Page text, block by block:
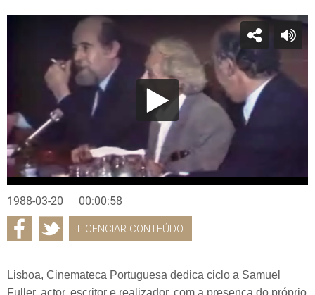
1988-03-20 00:00:58
LICENCIAR CONTEÚDO
Lisboa, Cinemateca Portuguesa dedica ciclo a Samuel
Fuller, actor, escritor e realizador, com a presença do próprio